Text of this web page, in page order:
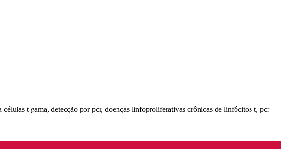
t gama, detecção por pcr, doenças linfoproliferativas crônicas de linfócitos t, pcr